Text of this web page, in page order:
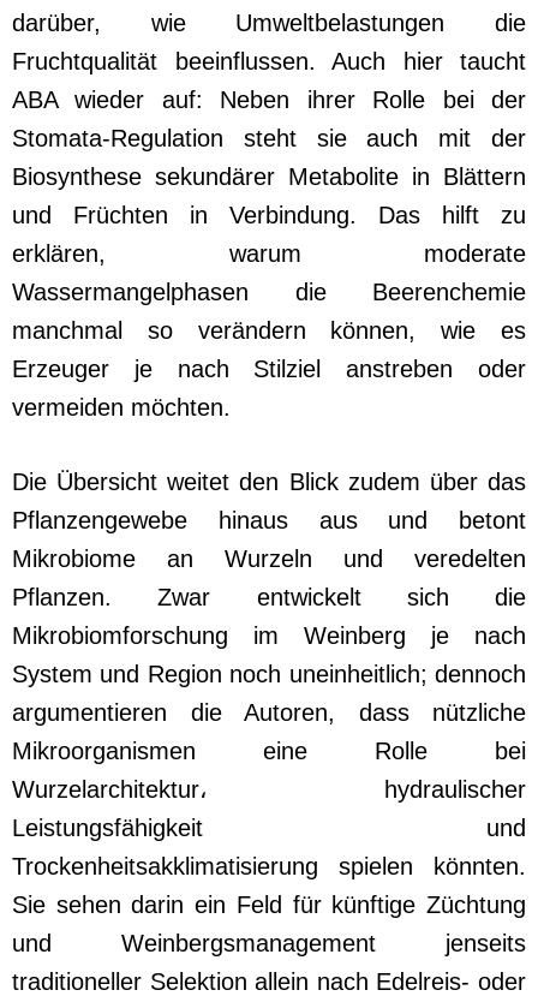
darüber, wie Umweltbelastungen die
Fruchtqualität beeinflussen. Auch hier taucht
ABA wieder auf: Neben ihrer Rolle bei der
Stomata-Regulation steht sie auch mit der
Biosynthese sekundärer Metabolite in Blättern
und Früchten in Verbindung. Das hilft zu
erklären, warum moderate
Wassermangelphasen die Beerenchemie
manchmal so verändern können, wie es
Erzeuger je nach Stilziel anstreben oder
vermeiden möchten.
Die Übersicht weitet den Blick zudem über das
Pflanzengewebe hinaus aus und betont
Mikrobiome an Wurzeln und veredelten
Pflanzen. Zwar entwickelt sich die
Mikrobiomforschung im Weinberg je nach
System und Region noch uneinheitlich; dennoch
argumentieren die Autoren, dass nützliche
Mikroorganismen eine Rolle bei
Wurzelarchitektur، hydraulischer
Leistungsfähigkeit und
Trockenheitsakklimatisierung spielen könnten.
Sie sehen darin ein Feld für künftige Züchtung
und Weinbergsmanagement jenseits
traditioneller Selektion allein nach Edelreis- oder